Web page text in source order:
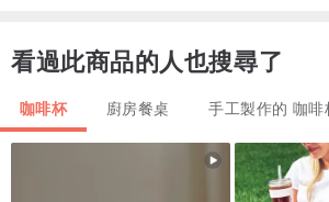
約容量650ml , 杯口8.5cm(Dia)X11寬cm(W)X
/ 材質 / Material = iron + enamel + 304
看過此商品的人也搜尋了
咖啡杯 廚房餐桌 手工製作的 咖啡